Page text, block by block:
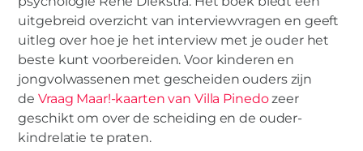
uitgebreid overzicht van interviewvragen en geeft
uitleg over hoe je het interview met je ouder het
beste kunt voorbereiden. Voor kinderen en
jongvolwassenen met gescheiden ouders zijn
deVraag Maar!-kaarten van Villa Pinedozeer
geschikt om over de scheiding en de ouder-
kindrelatie te praten.